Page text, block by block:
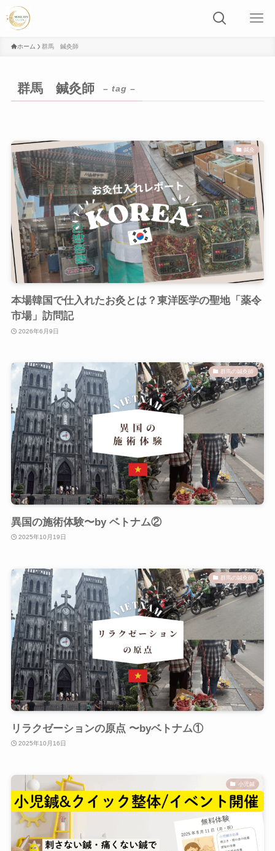
ホーム 群馬 鍼灸師
群馬 鍼灸師 – tag –
鍼灸
本場韓国で仕入れたお灸とは？東洋医学の聖地「薬令
市場」訪問記
2026年6月9日
群馬の鍼灸師
異国の施術体験〜by ベトナム②
2025年10月19日
群馬の鍼灸師
リラクゼーションの原点 〜byベトナム①
2025年10月16日
小児鍼